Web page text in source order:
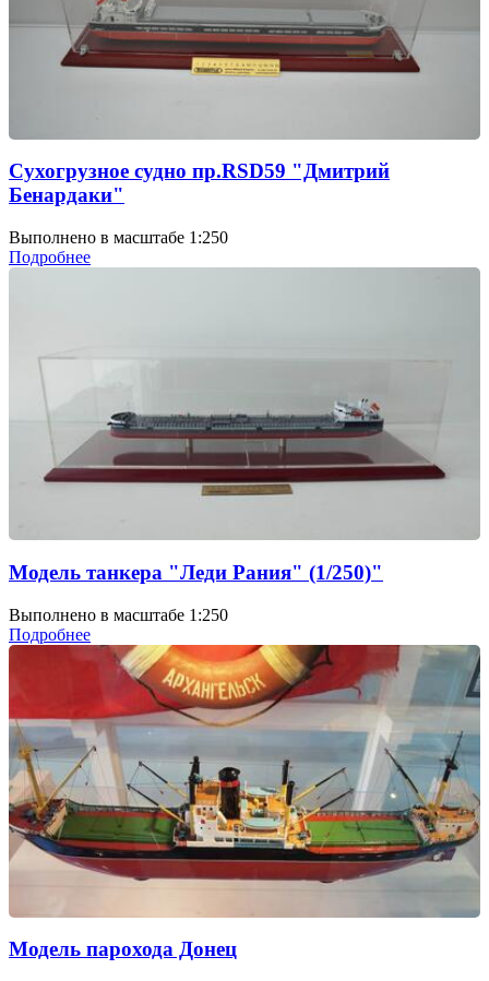
Сухогрузное судно пр.RSD59 "Дмитрий
Бенардаки"
Выполнено в масштабе 1:250
Подробнее
Модель танкера "Леди Рания" (1/250)"
Выполнено в масштабе 1:250
Подробнее
Модель парохода Донец